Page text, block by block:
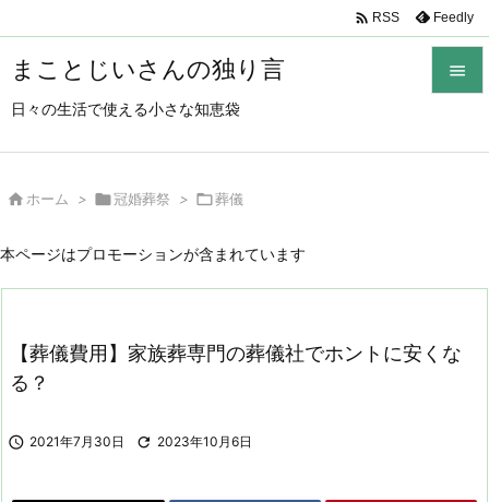
まことじいさんの独り言
日々の生活で使える小さな知恵袋



検索
 RSS Feedly
 ホーム > 冠婚葬祭 > 葬儀
本ページはプロモーションが含まれています
【葬儀費用】家族葬専門の葬儀社でホントに安くな
る？
 2021年7月30日  2023年10月6日